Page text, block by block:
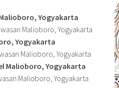
Yogyakarta
Malioboro, Yogyakarta
Yogyakarta
Malioboro, Yogyakarta
Malioboro, Yogyakarta
Malioboro, Yogyakarta